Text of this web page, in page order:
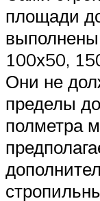
площади
100х50,
Они не
пределы
полметра